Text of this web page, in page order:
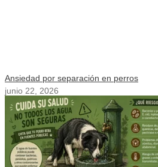
Ansiedad por separación en perros
junio 22, 2026